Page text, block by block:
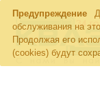
Предупреждение
обслуживания на
Продолжая его
(cookies) будут